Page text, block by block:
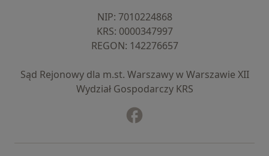
NIP: ⁠7010224868
KRS: ⁠0000347997
REGON: ⁠142276657
Sąd Rejonowy dla m.st. Warszawy w Warszawie XII
Wydział Gospodarczy KRS